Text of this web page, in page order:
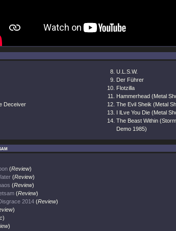
Deceiver
U.L.S.W.
Der Führer
Flotzilla
Hammerhead (Metal
The Evil Sheik (Metal
I lLve You Die (Metal
The Beast Within
Demo 1985)
(Review)
(Review)
(Review)
(Review)
2014 (Review)
)
)
)